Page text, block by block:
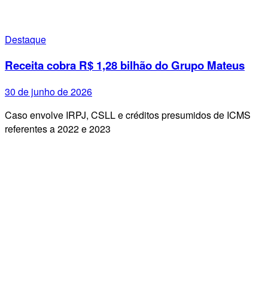
Destaque
Receita cobra R$ 1,28 bilhão do Grupo Mateus
30 de junho de 2026
Caso envolve IRPJ, CSLL e créditos presumidos de ICMS
referentes a 2022 e 2023